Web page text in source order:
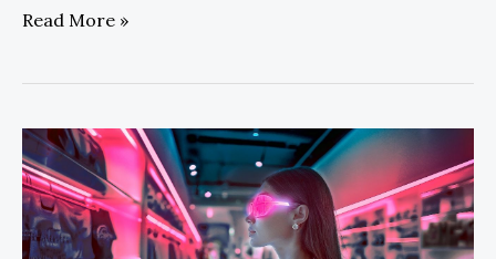
Read More »
Minsait:
IA
agéntica
llega
al